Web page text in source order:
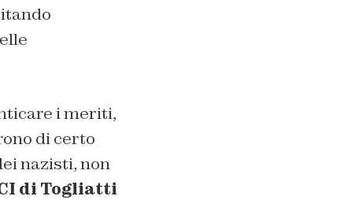
i meriti,
di certo
nazisti, non
di Togliatti